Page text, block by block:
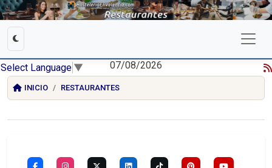
Select Language ▼ 07/08/2026
INICIO RESTAURANTES